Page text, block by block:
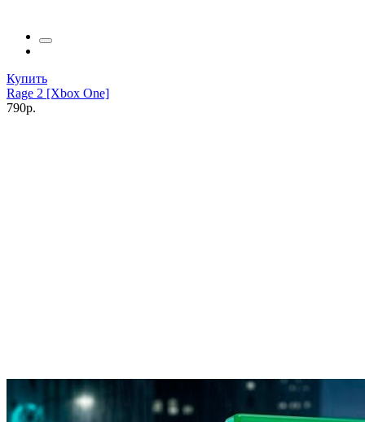
Купить
Rage 2 [Xbox One]
790р.